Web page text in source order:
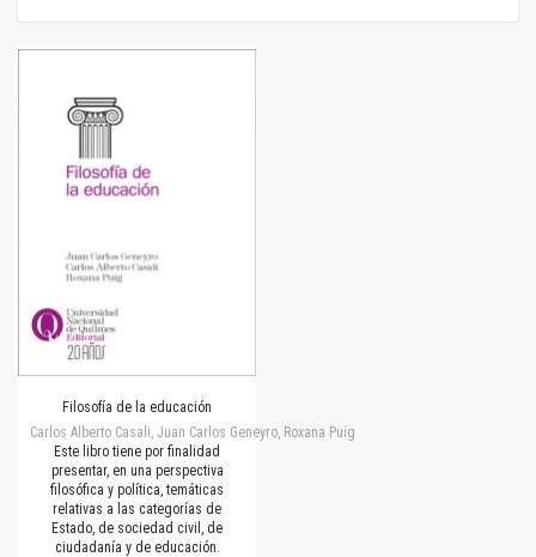
Filosofía de la educación
Carlos Alberto Casali, Juan Carlos Geneyro, Roxana Puig
Este libro tiene por finalidad
presentar, en una perspectiva
filosófica y política, temáticas
relativas a las categorías de
Estado, de sociedad civil, de
ciudadanía y de educación.